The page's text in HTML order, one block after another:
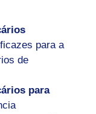
para a
de
para